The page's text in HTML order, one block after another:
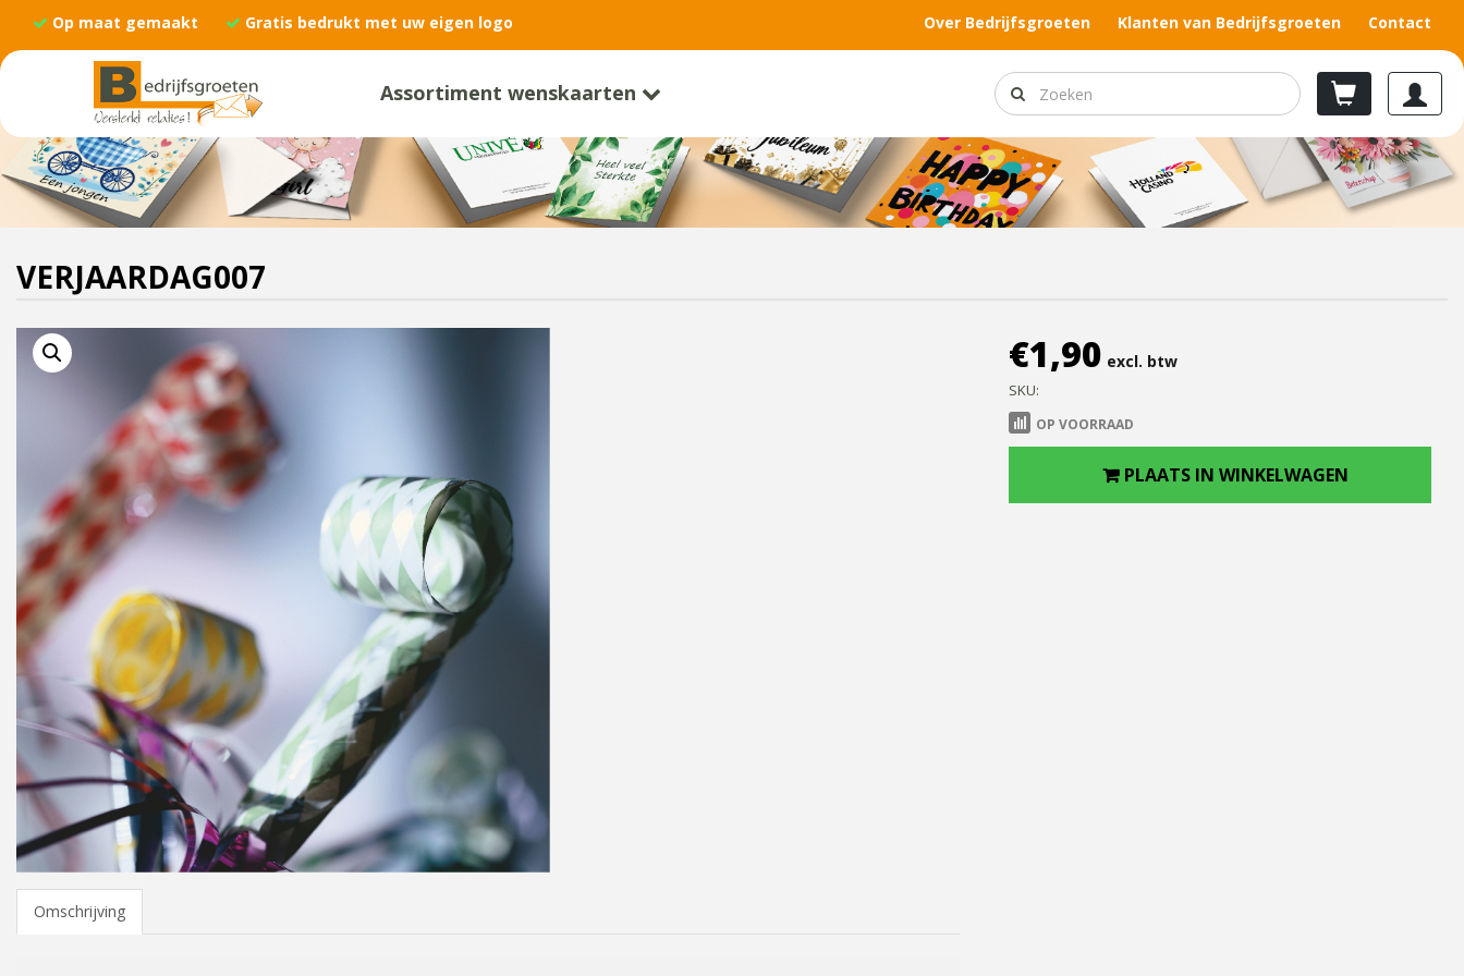
Op maat gemaakt Gratis bedrukt met uw eigen logo Contact
Klanten van Bedrijfsgroeten
Over Bedrijfsgroeten
Assortiment wenskaarten
VERJAARDAG007
€1,90 excl. btw
SKU:
OP VOORRAAD
PLAATS IN WINKELWAGEN
Omschrijving